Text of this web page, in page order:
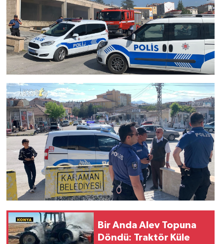
Bir Anda Alev Topuna
Döndü: Traktör Küle